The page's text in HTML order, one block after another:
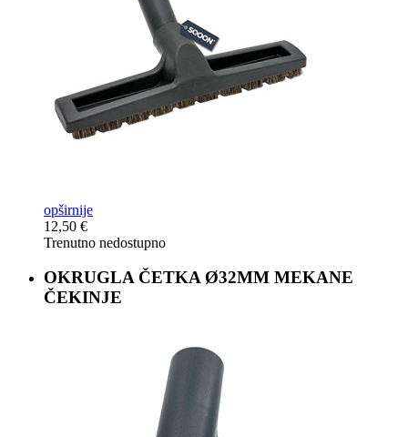
opširnije
12,50 €
Trenutno nedostupno
OKRUGLA ČETKA Ø32MM MEKANE
ČEKINJE